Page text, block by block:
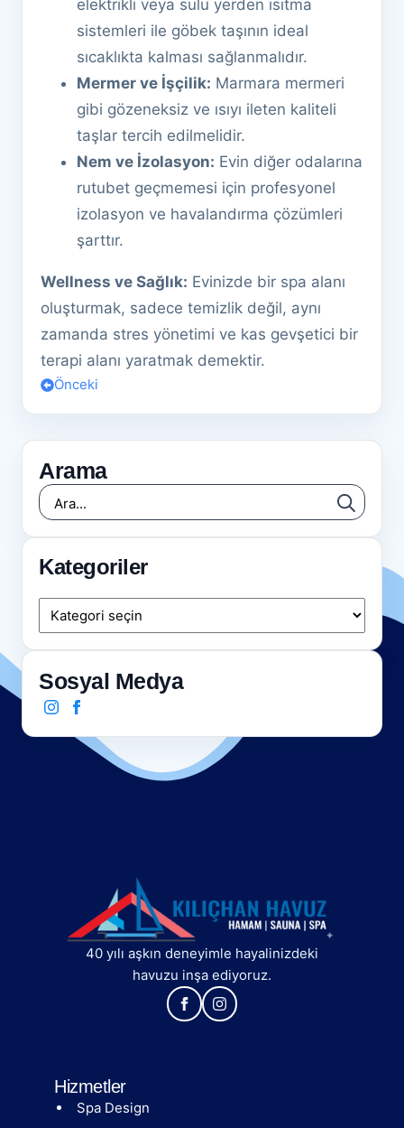
elektrikli veya sulu yerden ısıtma
sistemleri ile göbek taşının ideal
sıcaklıkta kalması sağlanmalıdır.
Mermer ve İşçilik: Marmara mermeri
gibi gözeneksiz ve ısıyı ileten kaliteli
taşlar tercih edilmelidir.
Nem ve İzolasyon: Evin diğer odalarına
rutubet geçmemesi için profesyonel
izolasyon ve havalandırma çözümleri
şarttır.
Wellness ve Sağlık: Evinizde bir spa alanı
oluşturmak, sadece temizlik değil, aynı
zamanda stres yönetimi ve kas gevşetici bir
terapi alanı yaratmak demektir.
Önceki
Arama
for:
Kategoriler
Kategoriler
Sosyal Medya
40 yılı aşkın deneyimle hayalinizdeki
havuzu inşa ediyoruz.
Hizmetler
Spa Design